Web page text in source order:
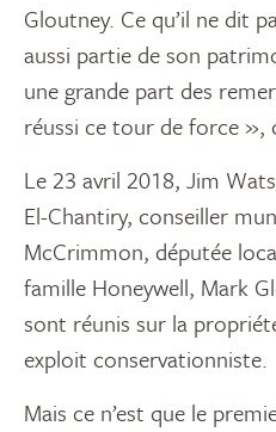
Gloutney. Ce qu’il ne dit
aussi partie de son
une grande part des
réussi ce tour de force »,
Le 23 avril 2018, Jim
El-Chantiry, conseiller
McCrimmon, députée
famille Honeywell, Mark
sont réunis sur la
exploit conservationniste.
Mais ce n’est que le